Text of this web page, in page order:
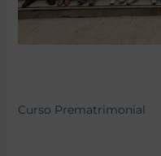
Curso Prematrimonial